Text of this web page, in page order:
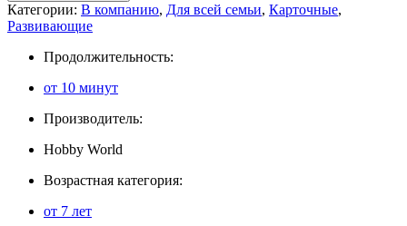
Категории: В компанию, Для всей семьи, Карточные,
Развивающие
Продолжительность:
от 10 минут
Производитель:
Hobby World
Возрастная категория:
от 7 лет